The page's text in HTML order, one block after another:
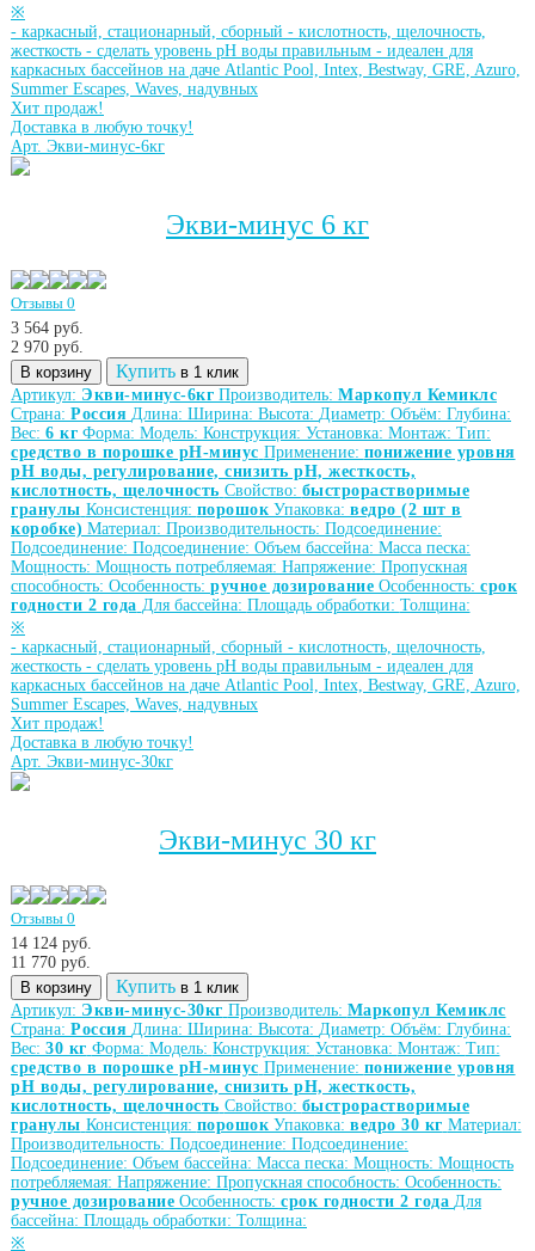
※
- каркасный, стационарный, сборный - кислотность, щелочность,
жесткость - сделать уровень рН воды правильным - идеален для
каркасных бассейнов на даче Atlantic Pool, Intex, Bestway, GRE, Azuro,
Summer Escapes, Waves, надувных
Хит продаж!
Доставка в любую точку!
Арт. Экви-минус-6кг
Экви-минус 6 кг
Отзывы 0
3 564 руб.
2 970 руб.
В корзину
Купить в 1 клик
Артикул: Экви-минус-6кг Производитель: Маркопул Кемиклс
Страна: Россия Длина: Ширина: Высота: Диаметр: Объём: Глубина:
Вес: 6 кг Форма: Модель: Конструкция: Установка: Монтаж: Тип:
средство в порошке рН-минус Применение: понижение уровня
рН воды, регулирование, снизить рН, жесткость,
кислотность, щелочность Свойство: быстрорастворимые
гранулы Консистенция: порошок Упаковка: ведро (2 шт в
коробке) Материал: Производительность: Подсоединение:
Подсоединение: Подсоединение: Объем бассейна: Масса песка:
Мощность: Мощность потребляемая: Напряжение: Пропускная
способность: Особенность: ручное дозирование Особенность: срок
годности 2 года Для бассейна: Площадь обработки: Толщина:
※
- каркасный, стационарный, сборный - кислотность, щелочность,
жесткость - сделать уровень рН воды правильным - идеален для
каркасных бассейнов на даче Atlantic Pool, Intex, Bestway, GRE, Azuro,
Summer Escapes, Waves, надувных
Хит продаж!
Доставка в любую точку!
Арт. Экви-минус-30кг
Экви-минус 30 кг
Отзывы 0
14 124 руб.
11 770 руб.
В корзину
Купить в 1 клик
Артикул: Экви-минус-30кг Производитель: Маркопул Кемиклс
Страна: Россия Длина: Ширина: Высота: Диаметр: Объём: Глубина:
Вес: 30 кг Форма: Модель: Конструкция: Установка: Монтаж: Тип:
средство в порошке рН-минус Применение: понижение уровня
рН воды, регулирование, снизить рН, жесткость,
кислотность, щелочность Свойство: быстрорастворимые
гранулы Консистенция: порошок Упаковка: ведро 30 кг Материал:
Производительность: Подсоединение: Подсоединение:
Подсоединение: Объем бассейна: Масса песка: Мощность: Мощность
потребляемая: Напряжение: Пропускная способность: Особенность:
ручное дозирование Особенность: срок годности 2 года Для
бассейна: Площадь обработки: Толщина:
※